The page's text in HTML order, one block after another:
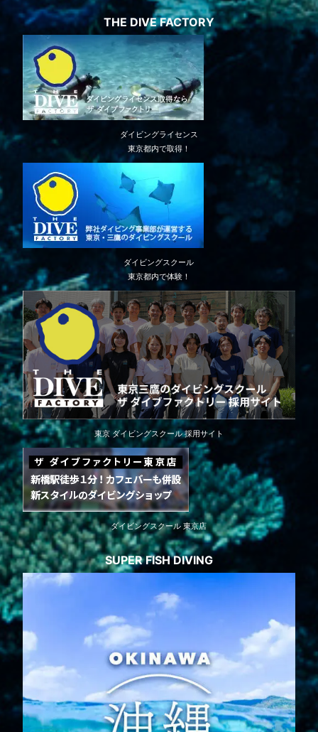
THE DIVE FACTORY
ダイビングライセンス
東京都内で取得！
ダイビングスクール
東京都内で体験！
東京 ダイビングスクール 採用サイト
ダイビングスクール 東京店
SUPER FISH DIVING